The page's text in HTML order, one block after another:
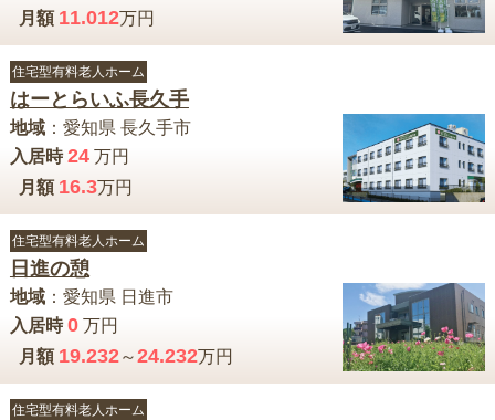
月額 11.012万円
住宅型有料老人ホーム
はーとらいふ長久手
地域： 愛知県 長久手市
入居時 24万円
月額 16.3万円
住宅型有料老人ホーム
日進の憩
地域： 愛知県 日進市
入居時 0万円
月額 19.232～24.232万円
住宅型有料老人ホーム